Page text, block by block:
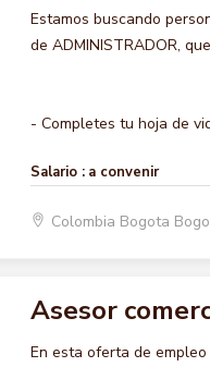
Estamos buscando
de ADMINISTRADOR,
- Completes tu hoja de
Salario : a convenir
Colombia Bogota
Asesor
En esta oferta de empleo